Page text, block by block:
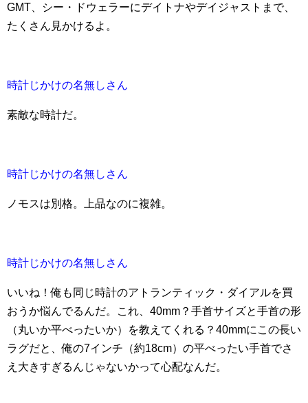
GMT、シー・ドウェラーにデイトナやデイジャストまで、
たくさん見かけるよ。
時計じかけの名無しさん
素敵な時計だ。
時計じかけの名無しさん
ノモスは別格。上品なのに複雑。
時計じかけの名無しさん
いいね！俺も同じ時計のアトランティック・ダイアルを買
おうか悩んでるんだ。これ、40mm？手首サイズと手首の形
（丸いか平べったいか）を教えてくれる？40mmにこの長い
ラグだと、俺の7インチ（約18cm）の平べったい手首でさ
え大きすぎるんじゃないかって心配なんだ。